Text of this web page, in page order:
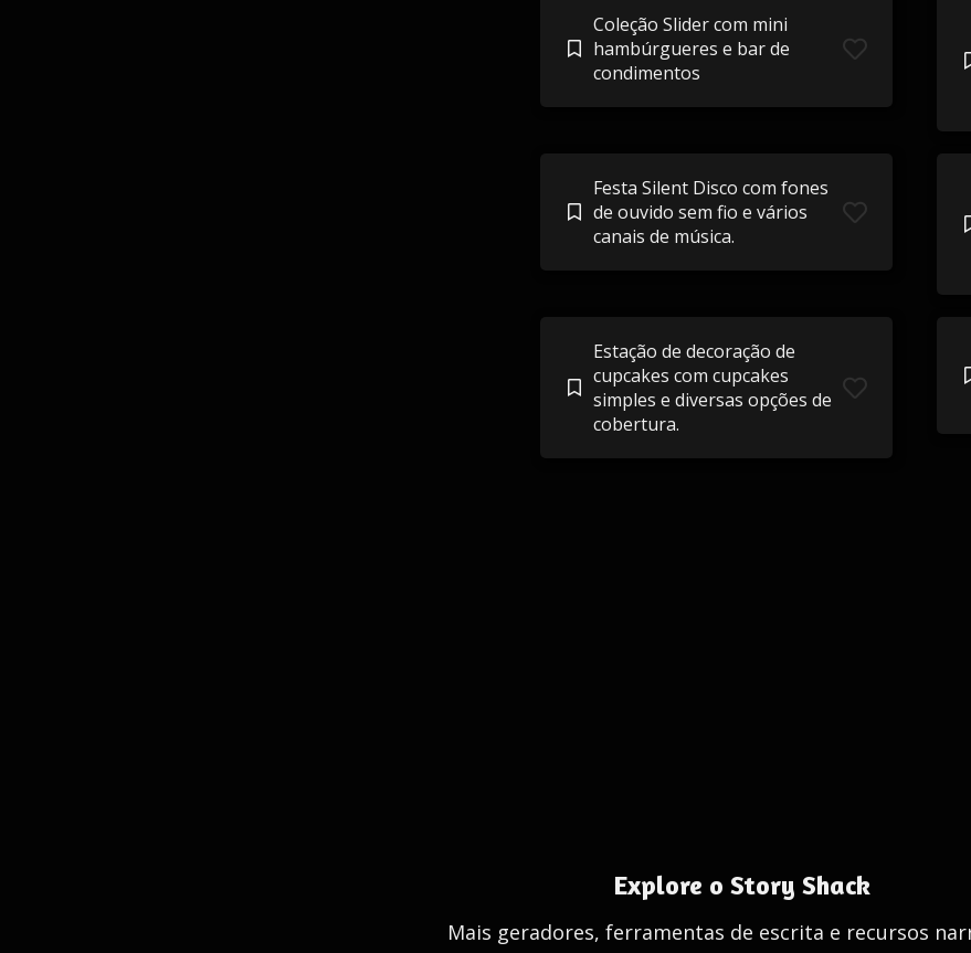
Coleção Slider com mini
hambúrgueres e bar de
condimentos
Festa Silent Disco com fones
de ouvido sem fio e vários
canais de música.
Estação de decoração de
cupcakes com cupcakes
simples e diversas opções de
cobertura.
Explore o Story Shack
Mais geradores, ferramentas de escrita e recursos